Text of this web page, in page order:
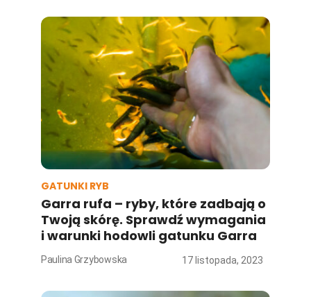
GATUNKI RYB
Garra rufa – ryby, które zadbają o
Twoją skórę. Sprawdź wymagania
i warunki hodowli gatunku Garra
Paulina Grzybowska 17 listopada, 2023